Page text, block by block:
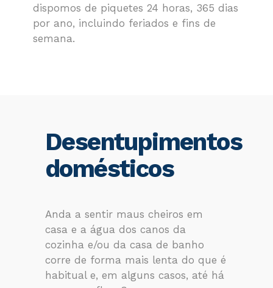
dispomos de piquetes 24 horas, 365 dias
por ano, incluindo feriados e fins de
semana.
Desentupimentos
domésticos
Anda a sentir maus cheiros em
casa e a água dos canos da
cozinha e/ou da casa de banho
corre de forma mais lenta do que é
habitual e, em alguns casos, até há